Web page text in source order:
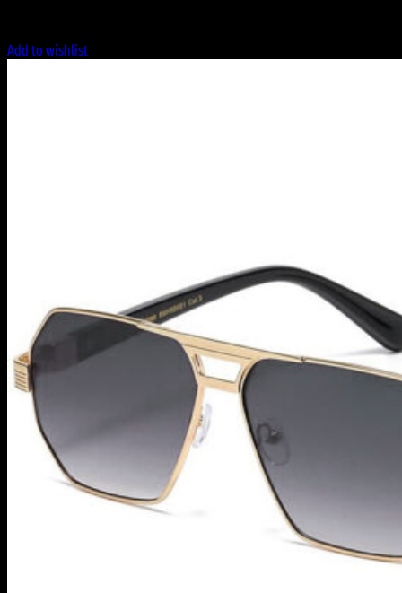
Add to wishlist